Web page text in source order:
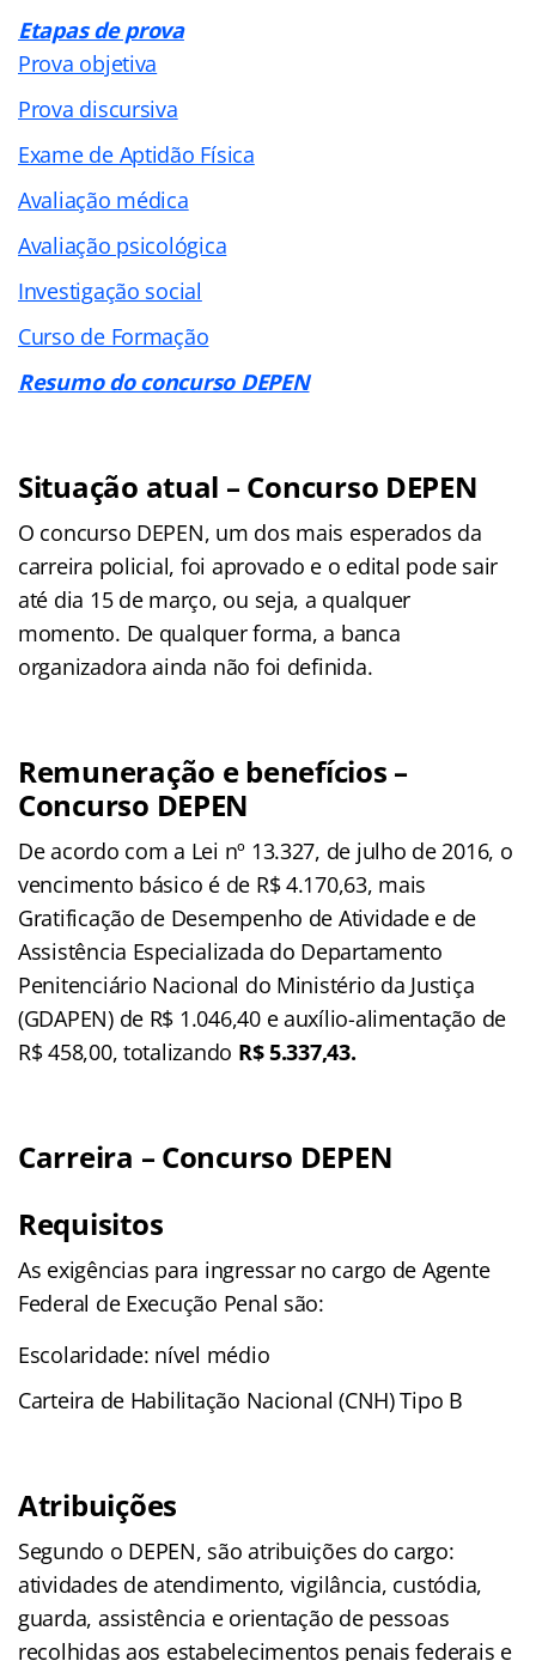
Etapas de prova
Prova objetiva
Prova discursiva
Exame de Aptidão Física
Avaliação médica
Avaliação psicológica
Investigação social
Curso de Formação
Resumo do concurso DEPEN
Situação atual – Concurso DEPEN
O concurso DEPEN, um dos mais esperados da
carreira policial, foi aprovado e o edital pode sair
até dia 15 de março, ou seja, a qualquer
momento. De qualquer forma, a banca
organizadora ainda não foi definida.
Remuneração e benefícios –
Concurso DEPEN
De acordo com a Lei nº 13.327, de julho de 2016, o
vencimento básico é de R$ 4.170,63, mais
Gratificação de Desempenho de Atividade e de
Assistência Especializada do Departamento
Penitenciário Nacional do Ministério da Justiça
(GDAPEN) de R$ 1.046,40 e auxílio-alimentação de
R$ 458,00, totalizando R$ 5.337,43.
Carreira – Concurso DEPEN
Requisitos
As exigências para ingressar no cargo de Agente
Federal de Execução Penal são:
Escolaridade: nível médio
Carteira de Habilitação Nacional (CNH) Tipo B
Atribuições
Segundo o DEPEN, são atribuições do cargo:
atividades de atendimento, vigilância, custódia,
guarda, assistência e orientação de pessoas
recolhidas aos estabelecimentos penais federais e